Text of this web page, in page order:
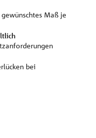
Maß je
bei